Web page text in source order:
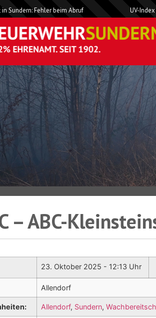
Sundern: Fehler beim Abruf UV-
– ABC-
23. Oktober 2025 - 12:13 Uhr
Allendorf
Allendorf, Sundern,